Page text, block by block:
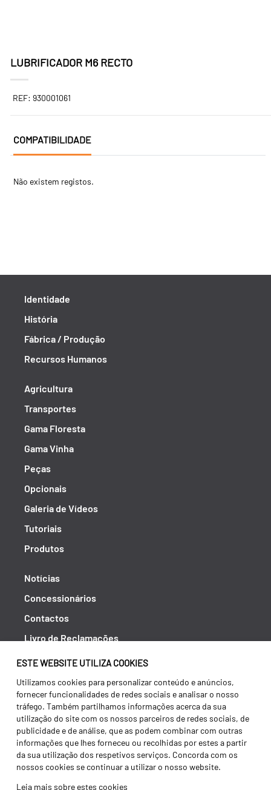
ESTE WEBSITE UTILIZA COOKIES
Utilizamos cookies para personalizar conteúdo e anúncios,
fornecer funcionalidades de redes sociais e analisar o nosso
tráfego. Também partilhamos informações acerca da sua
utilização do site com os nossos parceiros de redes sociais, de
publicidade e de análise, que as podem combinar com outras
informações que lhes forneceu ou recolhidas por estes a partir
da sua utilização dos respetivos serviços. Concorda com os
nossos cookies se continuar a utilizar o nosso website.
Leia mais sobre estes cookies
LUBRIFICADOR M6 RECTO
REF: 930001061
COMPATIBILIDADE
Não existem registos.
Identidade
História
Fábrica / Produção
Recursos Humanos
Agricultura
Transportes
Gama Floresta
Gama Vinha
Peças
Opcionais
Galeria de Vídeos
Tutoriais
Produtos
Notícias
Concessionários
Contactos
Livro de Reclamações
Política de Privacidade
Canal de Denúncias (RGPC)
Termos e condições